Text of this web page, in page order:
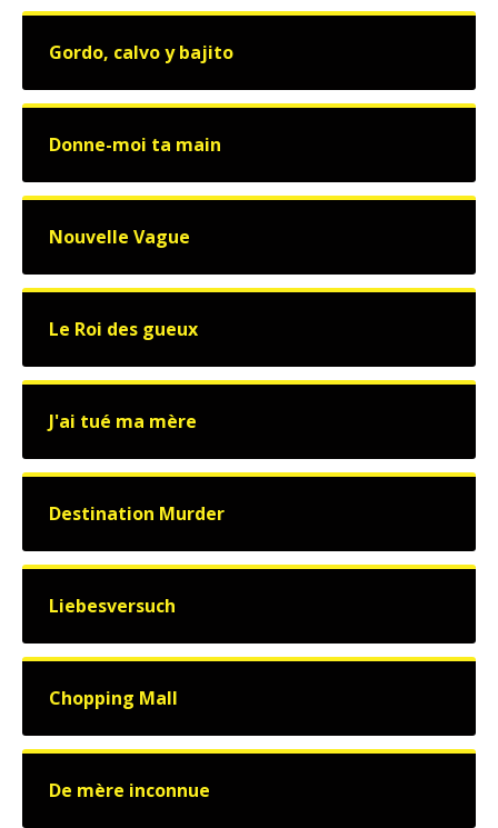
Gordo, calvo y bajito
Donne-moi ta main
Nouvelle Vague
Le Roi des gueux
J'ai tué ma mère
Destination Murder
Liebesversuch
Chopping Mall
De mère inconnue